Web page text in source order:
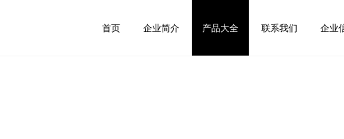
首页 企业简介 产品大全 联系我们 企业